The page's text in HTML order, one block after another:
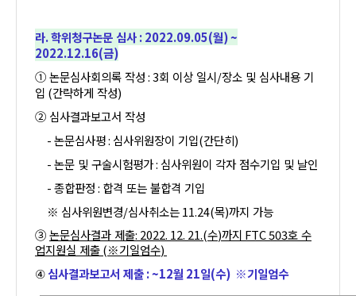
라.학위청구논문 심사: 2022.09.05(월) ~
2022.12.16(금)
①논문심사회의록 작성: 3회 이상 일시/장소 및 심사내용 기
입 (간략하게 작성)
② 심사결과보고서 작성
-논문심사평: 심사위원장이 기입(간단히)
-논문 및 구술시험평가: 심사위원이 각자 점수기입 및 날인
-종합판정: 합격 또는 불합격 기입
※ 심사위원변경/심사취소는11.24(목)까지 가능
③논문심사결과 제출: 2022. 12. 21.(수)까지 FTC 503호 수
업지원실 제출(※기일엄수)
④ 심사결과보고서 제출: ~12월 21일(수) ※기일엄수